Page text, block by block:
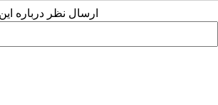
ارسال نظر درباره